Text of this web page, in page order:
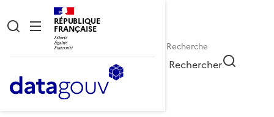
RÉPUBLIQUE
FRANÇAISE
Rechercher